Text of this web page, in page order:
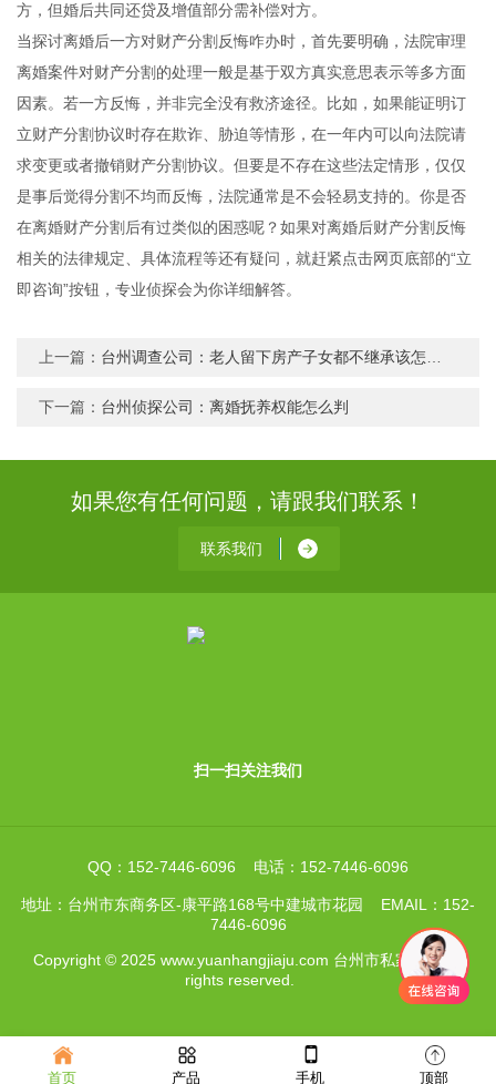
方，但婚后共同还贷及增值部分需补偿对方。
当探讨离婚后一方对财产分割反悔咋办时，首先要明确，法院审理
离婚案件对财产分割的处理一般是基于双方真实意思表示等多方面
因素。若一方反悔，并非完全没有救济途径。比如，如果能证明订
立财产分割协议时存在欺诈、胁迫等情形，在一年内可以向法院请
求变更或者撤销财产分割协议。但要是不存在这些法定情形，仅仅
是事后觉得分割不均而反悔，法院通常是不会轻易支持的。你是否
在离婚财产分割后有过类似的困惑呢？如果对离婚后财产分割反悔
相关的法律规定、具体流程等还有疑问，就赶紧点击网页底部的“立
即咨询”按钮，专业侦探会为你详细解答。
上一篇： 台州调查公司：老人留下房产子女都不继承该怎么处理
下一篇： 台州侦探公司：离婚抚养权能怎么判
如果您有任何问题，请跟我们联系！
联系我们
扫一扫关注我们
QQ：152-7446-6096 电话：152-7446-6096
地址：台州市东商务区-康平路168号中建城市花园 EMAIL：152-
7446-6096
Copyright © 2025 www.yuanhangjiaju.com 台州市私家侦探 All
rights reserved.
首页 产品 手机 顶部